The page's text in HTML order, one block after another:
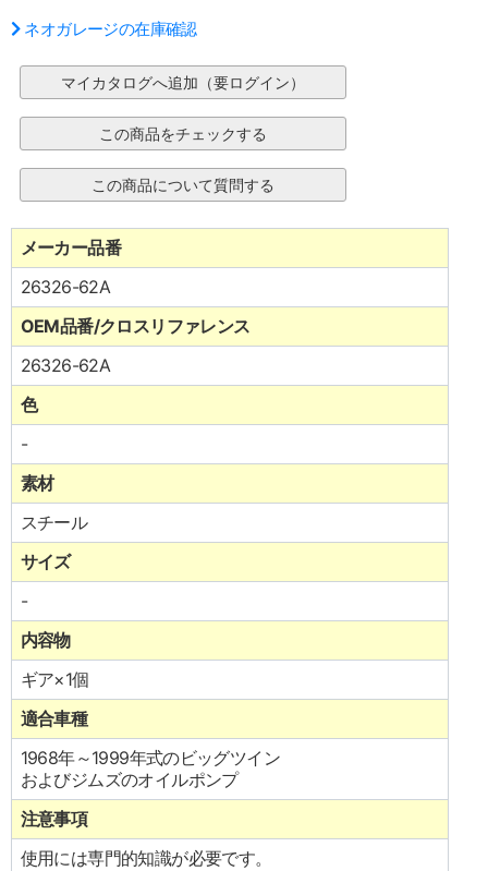
ネオガレージの在庫確認
メーカー品番
26326-62A
OEM品番/クロスリファレンス
26326-62A
色
-
素材
スチール
サイズ
-
内容物
ギア×1個
適合車種
1968年～1999年式のビッグツイン
およびジムズのオイルポンプ
注意事項
使用には専門的知識が必要です。